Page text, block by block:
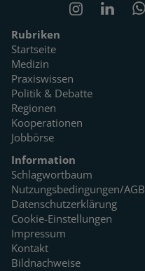
Rubriken
Startseite
Medizin
Praxiswissen
Politik & Debatte
Regionen
Kooperationen
Jobbörse
Information
Schlagwortbaum
Nutzungsbedingungen/AGB
Datenschutzerklärung
Cookie-Einstellungen
Impressum
Kontakt
Bildnachweise